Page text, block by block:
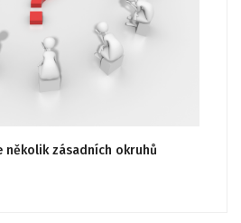
několik zásadních okruhů